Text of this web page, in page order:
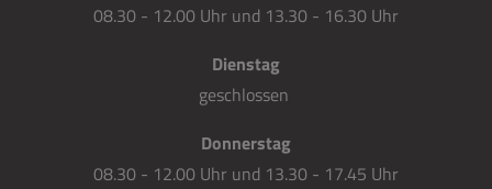
08.30 - 12.00 Uhr und 13.30 - 16.30 Uhr
Dienstag
geschlossen
Donnerstag
08.30 - 12.00 Uhr und 13.30 - 17.45 Uhr